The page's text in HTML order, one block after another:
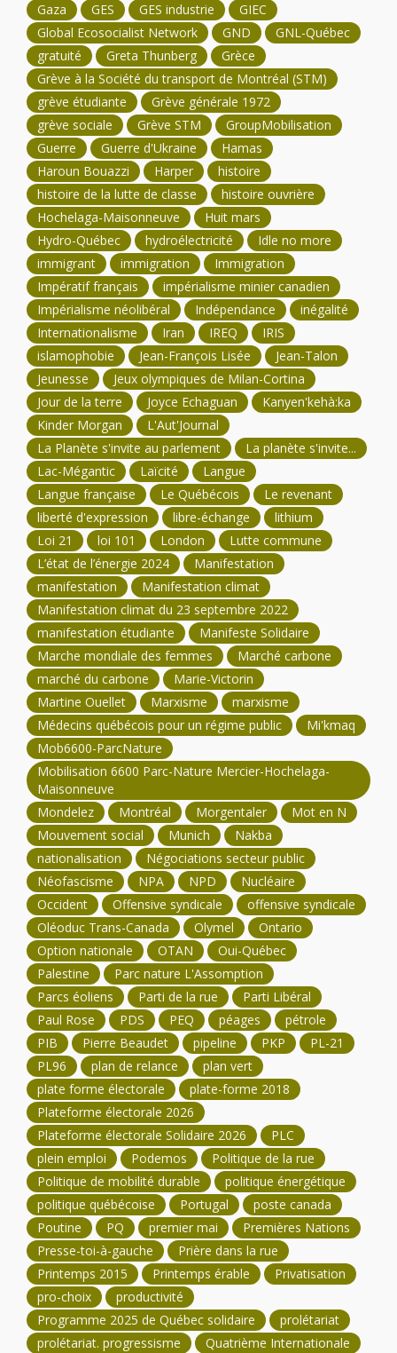
Gaza
GES GES industrie
GIEC
Global Ecosocialist Network
GND
GNL-Québec
gratuité
Greta Thunberg
Grèce
Grève à la Société du transport de Montréal (STM)
grève étudiante
Grève générale 1972
grève sociale
Grève STM
GroupMobilisation
Guerre
Guerre d'Ukraine
Hamas
Haroun Bouazzi
Harper
histoire
histoire de la lutte de classe
histoire ouvrière
Hochelaga-Maisonneuve
Huit mars
Hydro-Québec
hydroélectricité
Idle no more
immigrant
immigration
Immigration
Impératif français
impérialisme minier canadien
Impérialisme néolibéral
Indépendance
inégalité
Internationalisme
Iran IREQ
IRIS
islamophobie
Jean-François Lisée
Jean-Talon
Jeunesse
Jeux olympiques de Milan-Cortina
Jour de la terre
Joyce Echaguan
Kanyen'kehà:ka
Kinder Morgan
L'Aut'Journal
La Planète s'invite au parlement
La planète s'invite...
Lac-Mégantic
Laïcité
Langue
Langue française
Le Québécois
Le revenant
liberté d'expression
libre-échange
lithium
Loi 21
loi 101 London
Lutte commune
L’état de l’énergie 2024
Manifestation
manifestation
Manifestation climat
Manifestation climat du 23 septembre 2022
manifestation étudiante
Manifeste Solidaire
Marche mondiale des femmes
Marché carbone
marché du carbone
Marie-Victorin
Martine Ouellet
Marxisme
marxisme
Médecins québécois pour un régime public
Mi'kmaq
Mob6600-ParcNature
Mobilisation 6600 Parc-Nature Mercier-Hochelaga-
Maisonneuve
Mondelez
Montréal Morgentaler
Mot en N
Mouvement social
Munich
Nakba
nationalisation
Négociations secteur public
Néofascisme
NPA NPD
Nucléaire
Occident
Offensive syndicale
offensive syndicale
Oléoduc Trans-Canada
Olymel
Ontario
Option nationale
OTAN
Oui-Québec
Palestine
Parc nature L'Assomption
Parcs éoliens
Parti de la rue
Parti Libéral
Paul Rose
PDS PEQ péages
pétrole
PIB
Pierre Beaudet pipeline PKP
PL-21
PL96
plan de relance
plan vert
plate forme électorale
plate-forme 2018
Plateforme électorale 2026
Plateforme électorale Solidaire 2026
PLC
plein emploi
Podemos
Politique de la rue
Politique de mobilité durable
politique énergétique
politique québécoise
Portugal
poste canada
Poutine
PQ premier mai
Premières Nations
Presse-toi-à-gauche
Prière dans la rue
Printemps 2015
Printemps érable
Privatisation
pro-choix
productivité
Programme 2025 de Québec solidaire
prolétariat
prolétariat. progressisme
Quatrième Internationale